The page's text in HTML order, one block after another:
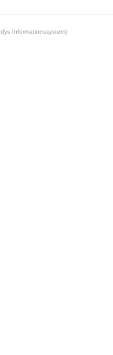
Informationssystem)